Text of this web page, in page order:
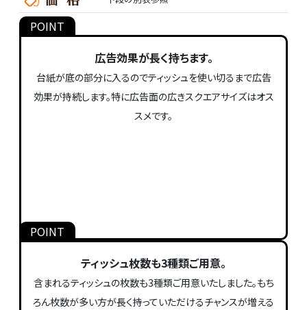
広告効果が長く持ちます。
台紙が底の部分に入るのでティッシュを使い切るまで広告
効果が持続します。特に広告面の広きスクエアサイズはオス
スメです。
ティッシュ枚数も3種類ご用意。
含まれるティッシュの枚数も3種類ご用意いたしました。もち
ろん枚数が多い方が長く持っていただけるチャンスが増える